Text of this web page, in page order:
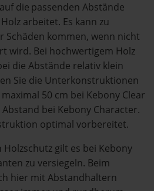
die passenden Abstände
arbeitet. Es kann zu
Schäden kommen, wenn nicht
wird. Bei hochwertigem Holz
die Abstände relativ klein
Sie die Unterkonstruktionen
50 cm bei Kebony Clear
bei Kebony Character.
optimal vorbereitet.
gilt es bei Kebony
zu versiegeln. Beim
hier mit Abstandhaltern